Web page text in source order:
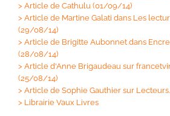
> Article de Cathulu (01/09/14)
> Article de Martine Galati dans Les
(29/08/14)
> Article de Brigitte Aubonnet dans
(28/08/14)
> Article d'Anne Brigaudeau sur
(25/08/14)
> Article de Sophie Gauthier sur
> Librairie Vaux Livres